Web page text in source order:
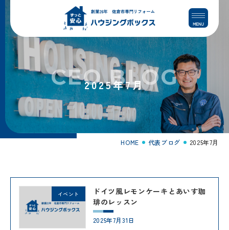
コ
テ
ン
ス
ナ
ゲ
ー
ン
2025年7月
CEO BLOG
HOME 代表ブログ 2025年7月
イベント
ドイツ風レモンケーキとあいす珈
琲のレッスン
2025年7月31日